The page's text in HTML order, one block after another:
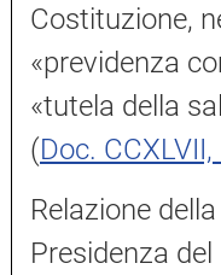
Costituzione,
«previdenza
«tutela della
(Doc.
Relazione
Presidenza